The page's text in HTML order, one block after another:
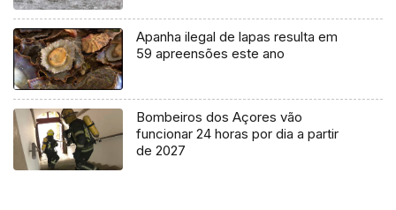
Apanha ilegal de lapas resulta em
59 apreensões este ano
Bombeiros dos Açores vão
funcionar 24 horas por dia a partir
de 2027